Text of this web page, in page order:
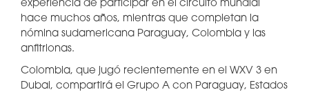
experiencia de participar en el circuito mundial
hace muchos años, mientras que completan la
nómina sudamericana Paraguay, Colombia y las
anfitrionas.
Colombia, que jugó recientemente en el WXV 3 en
Dubai, compartirá el Grupo A con Paraguay, Estados